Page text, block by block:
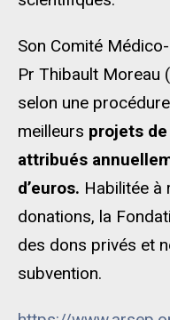
Son Comité
Pr Thibault Moreau
selon une
meilleurs projets
attribués
d’euros. Habilitée à
donations, la
des dons privés et
subvention.